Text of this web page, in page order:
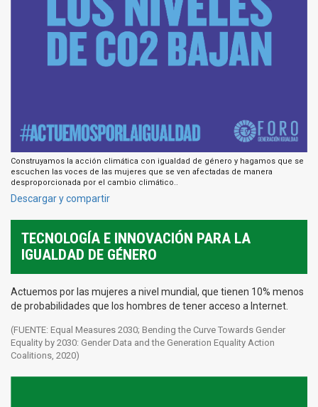
Construyamos la acción climática con igualdad de género y hagamos que se
escuchen las voces de las mujeres que se ven afectadas de manera
desproporcionada por el cambio climático..
Descargar y compartir
TECNOLOGÍA E INNOVACIÓN PARA LA
IGUALDAD DE GÉNERO
Actuemos por las mujeres a nivel mundial, que tienen 10% menos
de probabilidades que los hombres de tener acceso a Internet.
(FUENTE: Equal Measures 2030; Bending the Curve Towards Gender
Equality by 2030: Gender Data and the Generation Equality Action
Coalitions, 2020)